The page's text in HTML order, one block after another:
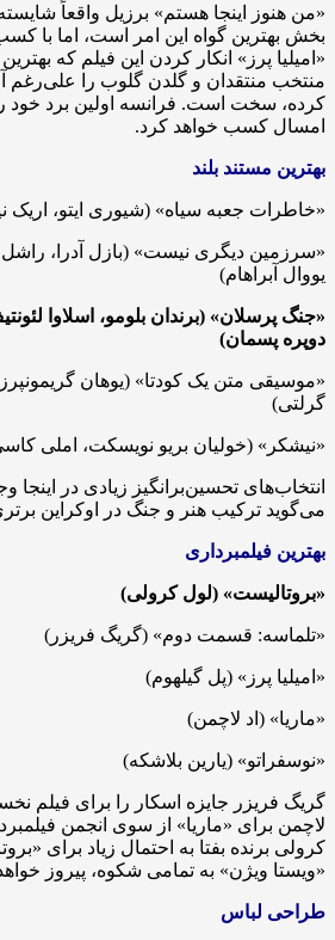
«من هنوز اینجا هستم» برزیل واقعاً
«امیلیا پرز» انکار کردن این فیلم که
منتخب منتقدان و گلدن گلوب را علی‌رغم
امسال کسب خواهد کرد.
بهترین مستند بلند
«خاطرات جعبه سیاه» (شیوری ایتو، اریک
«سرزمین دیگری نیست» (بازل آدرا، راشل
یووال آبراهام)
«جنگ پرسلان» (برندان بلومو، اسلاوا
دوپره پسمان)
«موسیقی متن یک کودتا» (یوهان
گرلتی)
«نیشکر» (خولیان بریو نویسکت، املی
انتخاب‌های تحسین‌برانگیز زیادی در اینجا
می‌گوید ترکیب هنر و جنگ در اوکراین
بهترین فیلمبرداری
«بروتالیست» (لول کرولی)
«تلماسه: قسمت دوم» (گریگ فریزر)
«امیلیا پرز» (پل گیلهوم)
«ماریا» (اد لاچمن)
«نوسفراتو» (یارین بلاشکه)
گریگ فریزر جایزه اسکار را برای فیلم
لاچمن برای «ماریا» از سوی انجمن
کرولی برنده بفتا به احتمال زیاد برای
«ویستا ویژن» به تمامی شکوه، پیروز
طراحی لباس